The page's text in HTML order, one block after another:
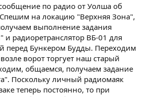
по радио от Уолша об
на локацию "Верхняя Зона",
выполнение задания
и радиоретранслятор ВБ-01 для
перед Бункером Будды. Переходим
ворот торгует наш старый
общаемся, получаем задание
Поскольку личный радиомаяк
теперь постоянно, то при